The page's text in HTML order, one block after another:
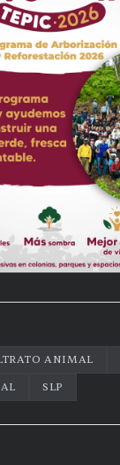
ANIMAL
SLP